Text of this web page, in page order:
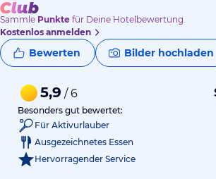
Sammle Punkte für Deine Hotelbewertung.
Kostenlos anmelden
Bewerten Bilder hochladen
5,9 / 6
Besonders gut bewertet:
Für Aktivurlauber
Ausgezeichnetes Essen
Hervorragender Service